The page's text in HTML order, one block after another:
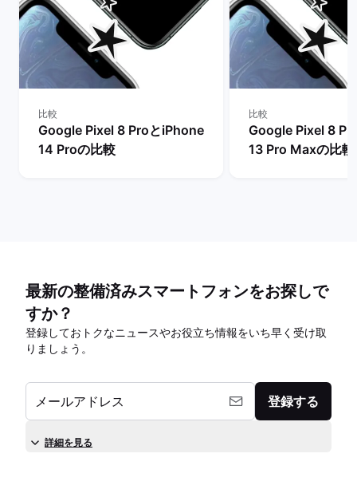
比較
Google Pixel 8 ProとiPhone
14 Proの比較
比較
Google Pixel 8
13 Pro Maxの比較
最新の整備済みスマートフォンをお探しで
すか？
登録しておトクなニュースやお役立ち情報をいち早く受け取
りましょう。
メールアドレス 登録する
詳細を見る